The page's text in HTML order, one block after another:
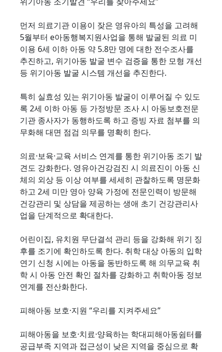
먼저 의료기관 이용이 잦은 영유아의 특성을 고려해
5월부터 e아동행복지원사업을 통해 발굴된 의료 미
이용 6세 이하 아동 약 5.8만 명에 대한 전수조사를
추진하고, 위기아동 발굴 변수 검증을 통한 모형 개선
등 위기아동 발굴 시스템 개선을 추진한다.
특히 실효성 있는 위기아동 발굴이 이루어질 수 있도
록 2세 이하 아동 등 가정방문 조사 시 아동보호전문
기관 종사자가 동행하도록 하고 증빙 자료 첨부를 의
무화해 대면 점검 의무를 명확히 한다.
의료·보육·교육 서비스 연계를 통한 위기아동 조기 발
견도 강화한다. 영유아건강검진 시 의료진이 아동 신
체의 외상 등 이상 여부를 세세히 관찰하도록 명문화
하고 2세 미만 영아 양육 가정에 전문인력이 방문해
건강관리 및 상담을 제공하는 생애 초기 건강관리사
업을 단계적으로 확대한다.
어린이집, 유치원 무단결석 관리 등을 강화해 위기 징
후를 조기에 확인하도록 한다. 취학 대상 아동의 입학
연기 신청 시에는 아동을 동반하도록 해 의무교육 취
학 시 아동 안전 확인 절차를 강화하고 취학아동 정보
연계를 전산화한다.
피해아동 보호·지원 “우리를 지켜주세요”
피해아동을 보호·치료·양육하는 학대피해아동쉼터를
공급부족 지역과 접근성이 낮은 지역을 중심으로 확